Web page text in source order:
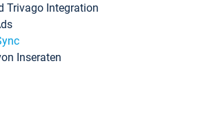
Trivago Integration
Inseraten